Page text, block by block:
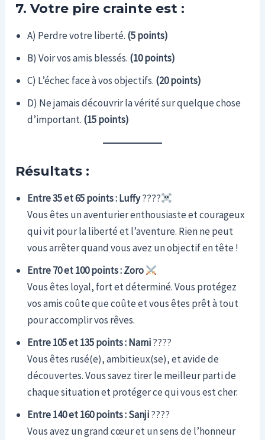
7. Votre pire crainte est :
A) Perdre votre liberté. (5 points)
B) Voir vos amis blessés. (10 points)
C) L’échec face à vos objectifs. (20 points)
D) Ne jamais découvrir la vérité sur quelque chose
d’important. (15 points)
Résultats :
Entre 35 et 65 points : Luffy????‍
Vous êtes un aventurier enthousiaste et courageux
qui vit pour la liberté et l’aventure. Rien ne peut
vous arrêter quand vous avez un objectif en tête !
Entre 70 et 100 points : Zoro
Vous êtes loyal, fort et déterminé. Vous protégez
vos amis coûte que coûte et vous êtes prêt à tout
pour accomplir vos rêves.
Entre 105 et 135 points : Nami????
Vous êtes rusé(e), ambitieux(se), et avide de
découvertes. Vous savez tirer le meilleur parti de
chaque situation et protéger ce qui vous est cher.
Entre 140 et 160 points : Sanji????
Vous avez un grand cœur et un sens de l’honneur